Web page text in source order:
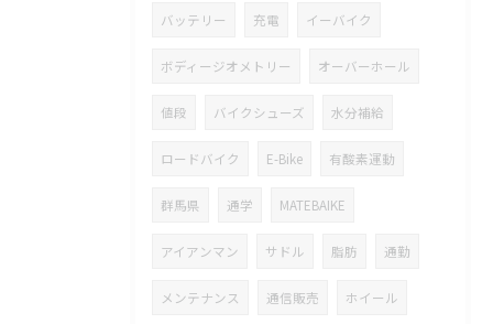
バッテリー 充電 イーバイク
ボディージオメトリー オーバーホール
値段 バイクシューズ 水分補給
ロードバイク E-Bike 有酸素運動
群馬県 通学 MATEBAIKE
アイアンマン サドル 脂肪 通勤
メンテナンス 通信販売 ホイール